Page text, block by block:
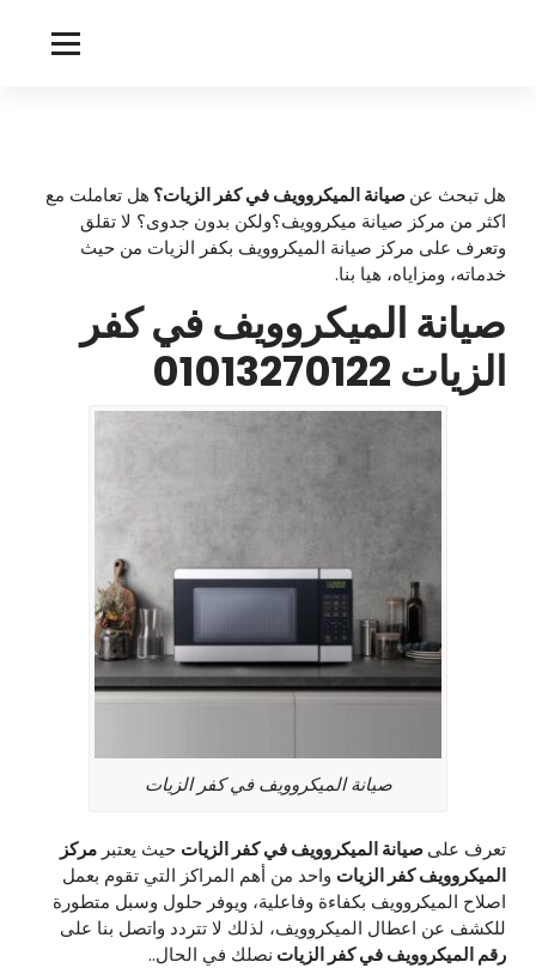
r
o
w
a
v
هل تبحث عنصيانة الميكروويف في كفر الزيات؟ هل تعاملت مع
اكثر من مركز صيانة ميكروويف؟ولكن بدون جدوى؟ لا تقلق
وتعرف على مركز صيانة الميكروويف بكفر الزيات من حيث
خدماته، ومزاياه، هيا بنا.
صيانة الميكروويف في كفر
الزيات 01013270122
صيانة الميكروويف في كفر الزيات
تعرف علىصيانة الميكروويف في كفر الزيات حيث يعتبر مركز
الميكروويف كفر الزيات واحد من أهم المراكز التي تقوم بعمل
اصلاح الميكروويف بكفاءة وفاعلية، ويوفر حلول وسبل متطورة
للكشف عن اعطال الميكروويف، لذلك لا تتردد واتصل بنا على
رقم الميكروويف في كفر الزيات نصلك في الحال..